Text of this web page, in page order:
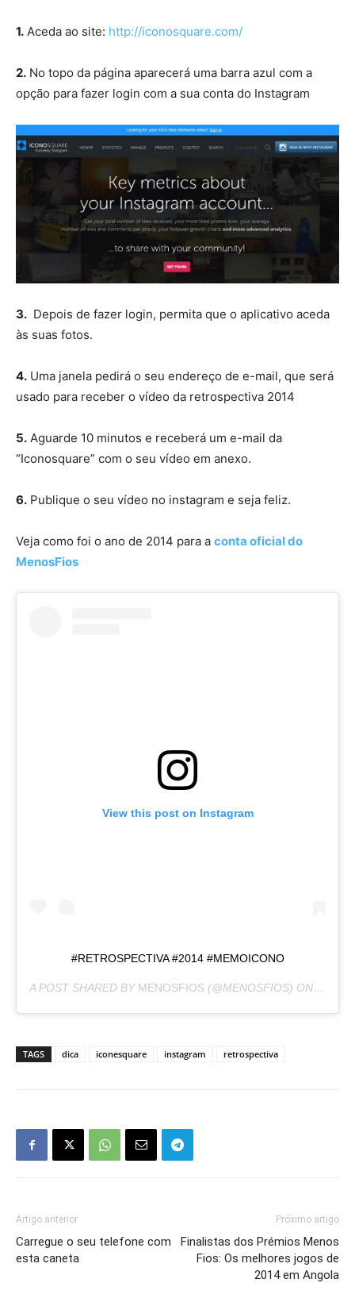
1. Aceda ao site: http://iconosquare.com/
2. No topo da página aparecerá uma barra azul com a
opção para fazer login com a sua conta do Instagram
3. Depois de fazer login, permita que o aplicativo aceda
às suas fotos.
4. Uma janela pedirá o seu endereço de e-mail, que será
usado para receber o vídeo da retrospectiva 2014
5. Aguarde 10 minutos e receberá um e-mail da
“Iconosquare” com o seu vídeo em anexo.
6. Publique o seu vídeo no instagram e seja feliz.
Veja como foi o ano de 2014 para a conta oficial do
MenosFios
View this post on Instagram
#RETROSPECTIVA #2014 #MEMOICONO
A POST SHARED BY MENOSFIOS (@MENOSFIOS) ON DEC
TAGS dica iconesquare instagram retrospectiva
Artigo anterior
Carregue o seu telefone com
esta caneta
Próximo artigo
Finalistas dos Prémios Menos
Fios: Os melhores jogos de
2014 em Angola